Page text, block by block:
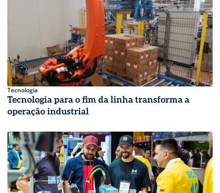
Tecnologia
Tecnologia para o fim da linha transforma a
operação industrial